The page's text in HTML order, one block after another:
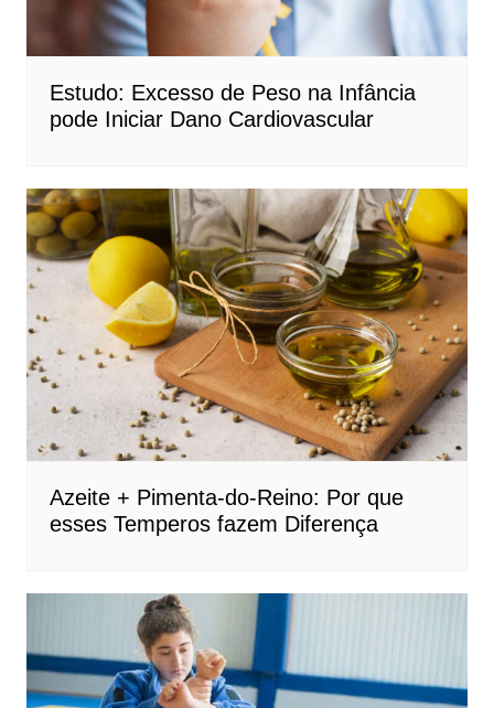
Estudo: Excesso de Peso na Infância
pode Iniciar Dano Cardiovascular
Azeite + Pimenta-do-Reino: Por que
esses Temperos fazem Diferença